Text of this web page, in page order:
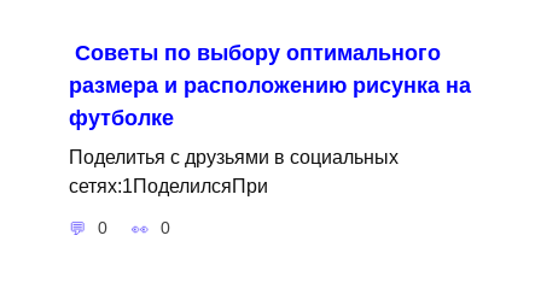
Советы по выбору оптимального
размера и расположению рисунка на
футболке
Поделитья с друзьями в социальных
сетях:1ПоделилсяПри
0 0